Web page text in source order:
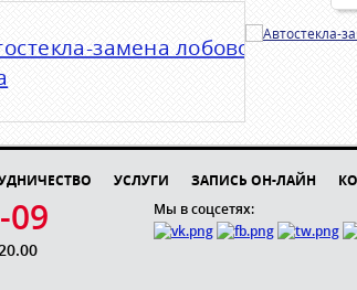
УСЛУГИ ЗАПИСЬ ОН-ЛАЙН
09 Мы в соцсетях: